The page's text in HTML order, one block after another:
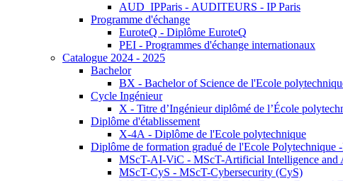
AUD_IPParis - AUDITEURS - IP Paris
Programme d'échange
EuroteQ - Diplôme EuroteQ
PEI - Programmes d'échange internationaux
Catalogue 2024 - 2025
Bachelor
BX - Bachelor of Science de l'Ecole
Cycle Ingénieur
X - Titre d’Ingénieur diplômé de l’École
Diplôme d'établissement
X-4A - Diplôme de l'Ecole polytechnique
Diplôme de formation gradué de l'Ecole Polytechnique
MScT-AI-ViC - MScT-Artificial Intelligence and
MScT-CyS - MScT-Cybersecurity (CyS)